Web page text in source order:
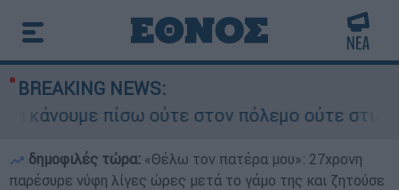
BREAKING NEWS:
πίσω ούτε στον πόλεμο ούτε στις
δημοφιλές τώρα: «Θέλω τον πατέρα μου»: 27χρονη
παρέσυρε νύφη λίγες ώρες μετά το γάμο της και ζητούσε